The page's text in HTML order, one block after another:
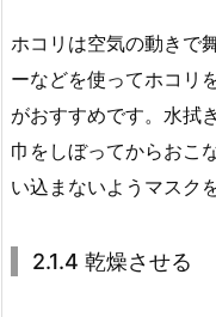
ホコリは空気の動きで
ーなどを使ってホコリ
がおすすめです。水拭
巾をしぼってからおこ
い込まないようマスク
2.1.4 乾燥させる